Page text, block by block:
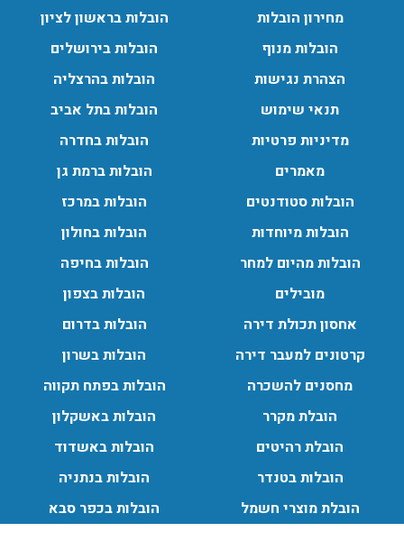
הובלות מנוף בפרדס חנה:
העברת פריטים כבדים עם מנוף בפרדס חנה ואפשרות הובלת
עודכן לאחרונה: 24/02/2026, 10:42
מחירון הובלות
הובלות מנוף
הצהרת נגישות
תנאי שימוש
מדיניות פרטיות
מאמרים
הובלות סטודנטים
הובלות מיוחדות
הובלות מהיום למחר
מובילים
אחסון תכולת דירה
קרטונים למעבר דירה
מחסנים להשכרה
הובלת מקרר
הובלת רהיטים
הובלות בטנדר
הובלת מוצרי חשמל
הובלות בראשון לציון
הובלות בירושלים
הובלות בהרצליה
הובלות בתל אביב
הובלות בחדרה
הובלות ברמת גן
הובלות במרכז
הובלות בחולון
הובלות בחיפה
הובלות בצפון
הובלות בדרום
הובלות בשרון
הובלות בפתח תקווה
הובלות באשקלון
הובלות באשדוד
הובלות בנתניה
הובלות בכפר סבא